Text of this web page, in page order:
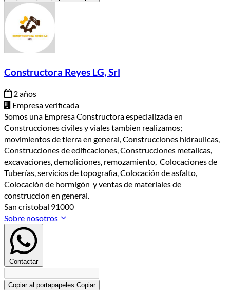
Constructora Reyes LG, Srl
2 años
Empresa verificada
Somos una Empresa Constructora especializada en
Construcciones civiles y viales tambien realizamos;
movimientos de tierra en general, Construcciones hidraulicas,
Construcciones de edificaciones, Construcciones metalicas,
excavaciones, demoliciones, remozamiento, Colocaciones de
Tuberías, servicios de topografia, Colocación de asfalto,
Colocación de hormigón y ventas de materiales de
construccion en general.
San cristobal 91000
Sobre nosotros
Contactar
Copiar al portapapeles Copiar